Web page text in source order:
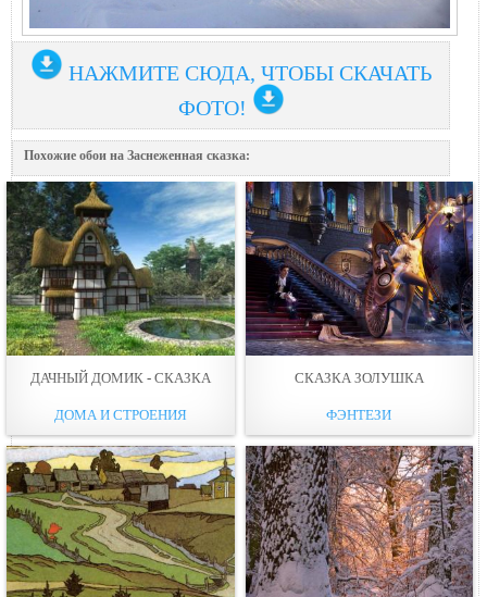
НАЖМИТЕ СЮДА, ЧТОБЫ СКАЧАТЬ
ФОТО!
Похожие обои на Заснеженная сказка:
ДАЧНЫЙ ДОМИК - СКАЗКА
ДОМА И СТРОЕНИЯ
СКАЗКА ЗОЛУШКА
ФЭНТЕЗИ